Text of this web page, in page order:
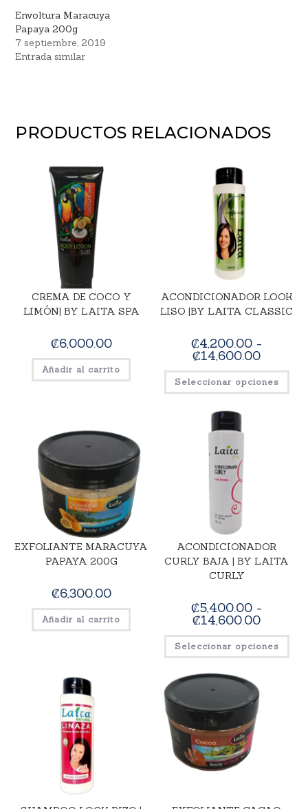
Envoltura Maracuya
Papaya 200g
7 septiembre, 2019
Entrada similar
PRODUCTOS RELACIONADOS
CREMA DE COCO Y
LIMÓN| BY LAITA SPA
₡6,000.00
Añadir al carrito
ACONDICIONADOR LOOK
LISO |BY LAITA CLASSIC
₡4,200.00 -
₡14,600.00
Seleccionar opciones
EXFOLIANTE MARACUYA
PAPAYA 200G
₡6,300.00
Añadir al carrito
ACONDICIONADOR
CURLY BAJA | BY LAITA
CURLY
₡5,400.00 -
₡14,600.00
Seleccionar opciones